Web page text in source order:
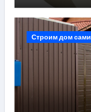
Строим дом сами